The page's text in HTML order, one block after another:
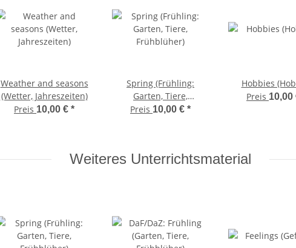
Weather and seasons
(Wetter, Jahreszeiten)
Preis 10,00 € *
Spring (Frühling:
Garten, Tiere,
Frühblüher)
Preis 10,00 € *
Hobbies
Preis 10,00
Weiteres Unterrichtsmaterial